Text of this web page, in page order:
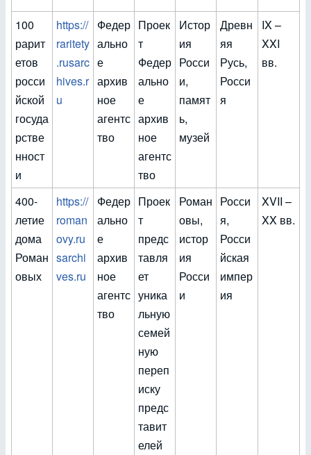
100
рарит
етов
росси
йской
госуда
рстве
нност
и
https://
raritety
.rusarc
hives.r
u
Федер
ально
е
архив
ное
агентс
тво
Проек
т
Федер
ально
е
архив
ное
агентс
тво
Истор
ия
Росси
и,
памят
ь,
музей
Древн
яя
Русь,
Росси
я
IX –
XXI
вв.
400-
летие
дома
Роман
овых
https://
roman
ovy.ru
sarchi
ves.ru
Федер
ально
е
архив
ное
агентс
тво
Проек
т
предс
тавля
ет
уника
льную
семей
ную
переп
иску
предс
тавит
елей
Роман
овы,
истор
ия
Росси
и
Росси
я,
Росси
йская
импер
ия
XVII –
XX вв.